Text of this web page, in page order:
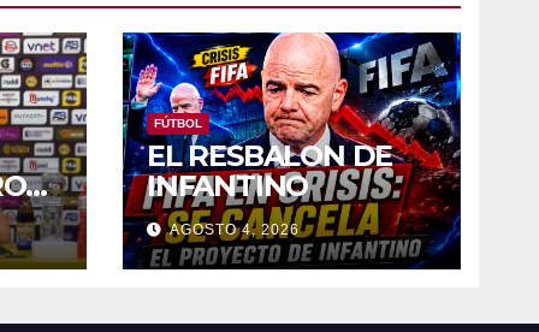
FÚTBOL
EL RESBALON DE
INFANTINO
AGOSTO 4, 2026